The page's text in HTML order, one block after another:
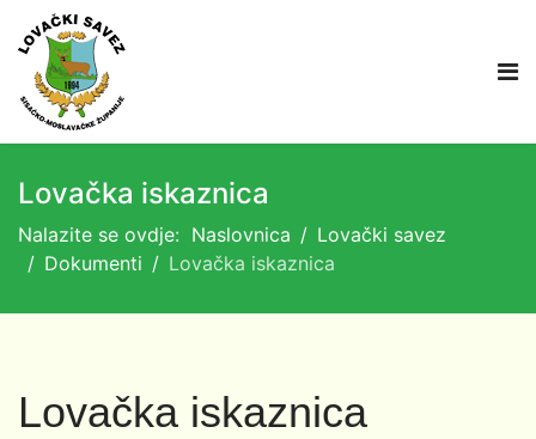
Lovačka iskaznica
Nalazite se ovdje: Naslovnica
Lovački savez
Dokumenti
Lovačka iskaznica
Lovačka iskaznica